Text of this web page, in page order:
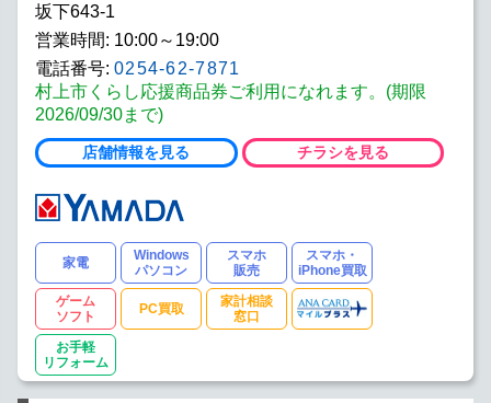
坂下643-1
営業時間: 10:00～19:00
電話番号: 0254-62-7871
村上市くらし応援商品券ご利用になれます。(期限
2026/09/30まで)
店舗情報を見る チラシを見る
家電
Windows
パソコン
スマホ
販売
スマホ・
iPhone買取
ゲーム
ソフト
PC買取
家計相談
窓口
お手軽
リフォーム